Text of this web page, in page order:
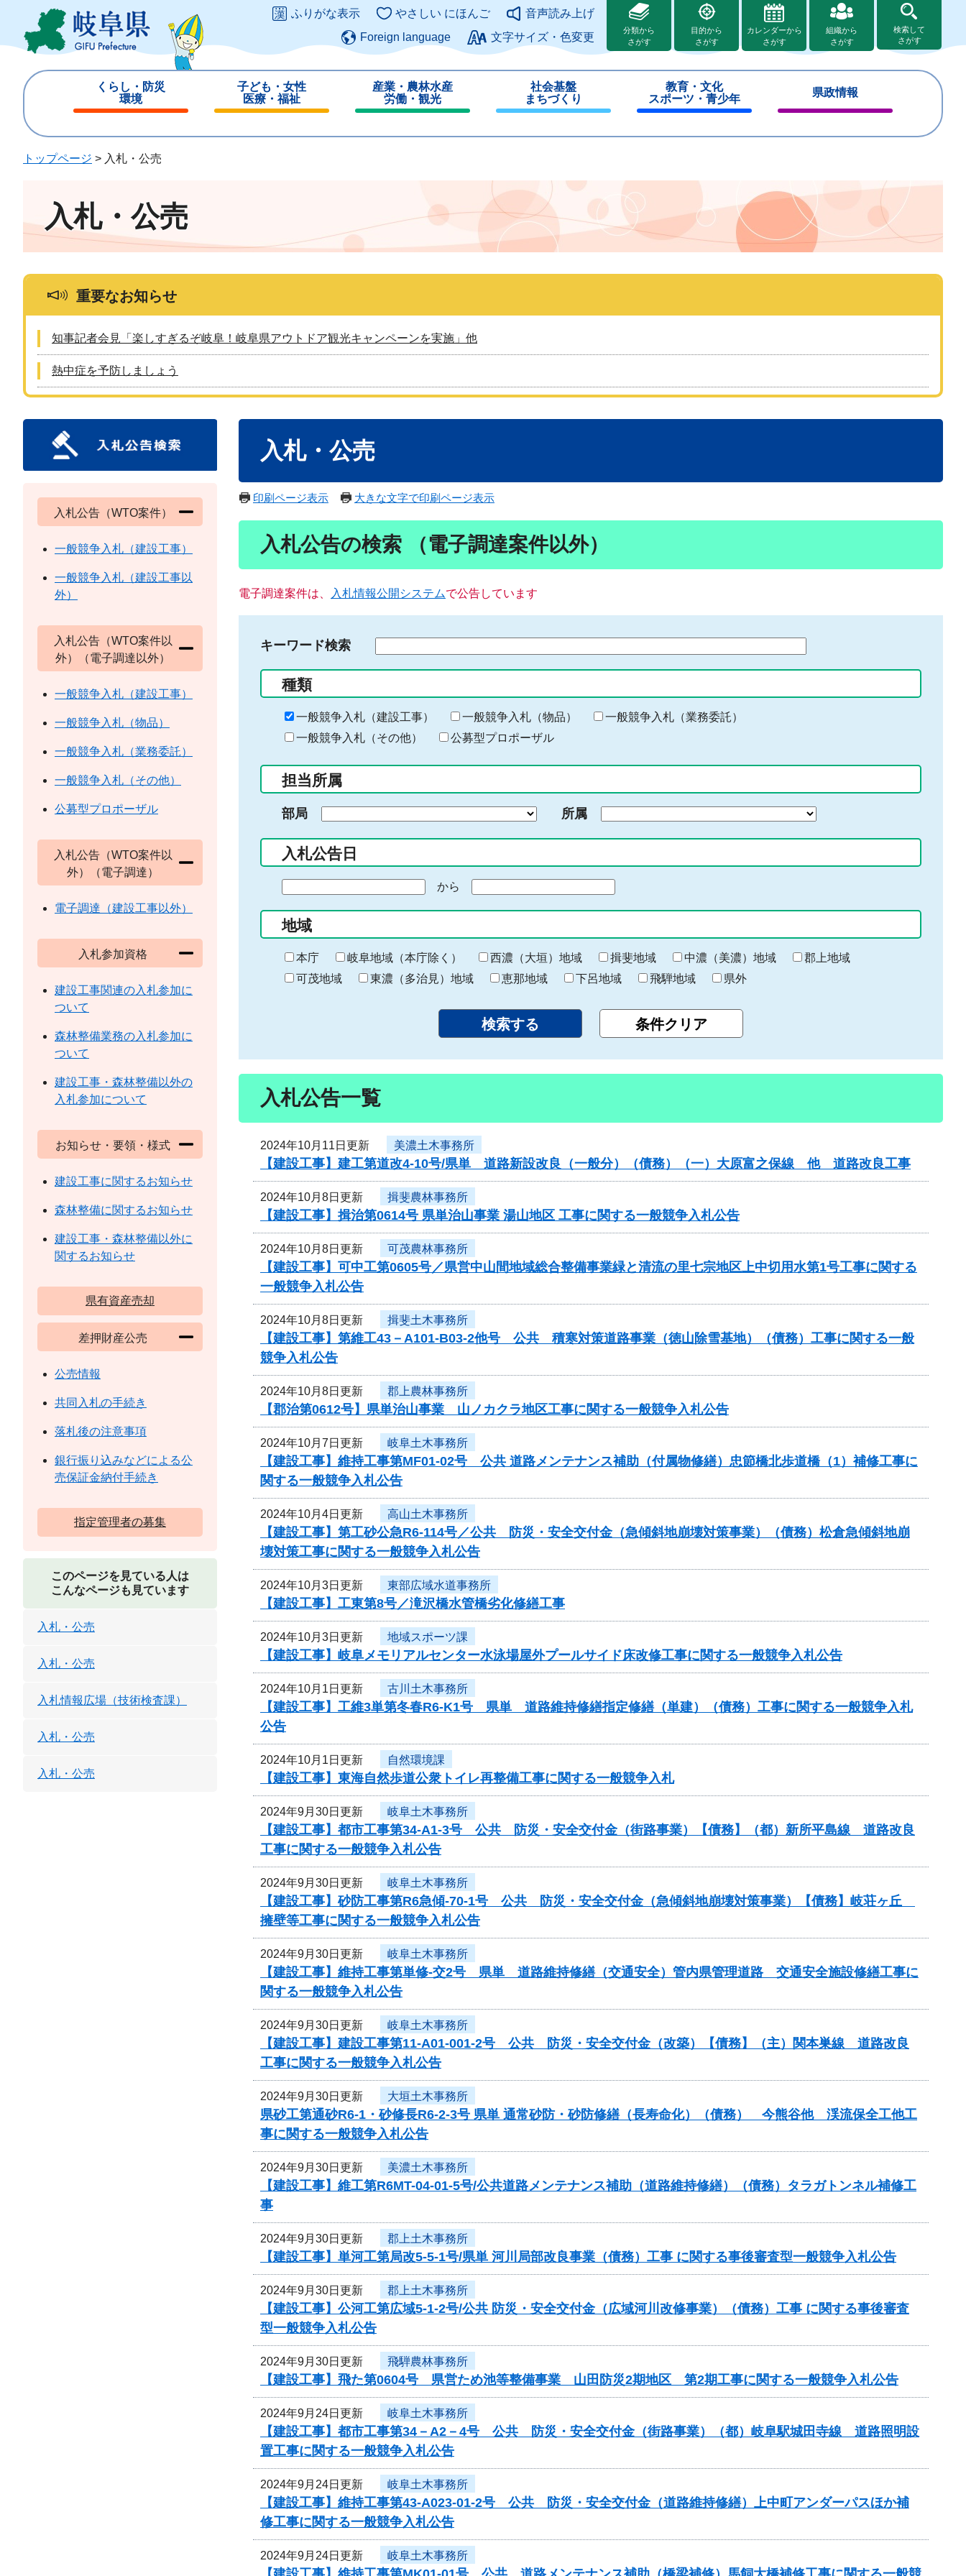
ジ
ュ
このページの本文へ
ふりがな表示 やさしい にほんご
音声読み上げ
Foreign language
文字サイズ・色変更
分類から
さがす
目的から
さがす
カレンダーから
さがす
組織から
さがす
検索して
さがす
くらし・防災
環境
じ
子ども・女性
医療・福祉
じ
産業・農林水産
労働・観光
じ
社会基盤
まちづくり
じ
教育・文化
スポーツ・青少年
じ
県政情報
じ
トップページ > 入札・公売
入札・公売
重要なお知らせ
知事記者会見「楽しすぎるぞ岐阜！岐阜県アウトドア観光キャンペーンを実施」他
熱中症を予防しましょう
入札・公売
印刷ページ表示 大きな文字で印刷ページ表示
入札公告の検索 （電子調達案件以外）
電子調達案件は、 入札情報公開システムで公告しています
キーワード検索
る
キ
ー
ー
入
力
種類
一般競争入札（建設工事） 一般競争入札（物品）
一般競争入札（業務委託）
一般競争入札（その他）
公募型プロポーザル
担当所属
部局 所属
入札公告日
の
始
ま
り
から
終
わ
り
地域
本庁 岐阜地域（本庁除く） 西濃（大垣）地域 揖斐地域 中濃（美濃）地域
郡上地域
可茂地域
東濃（多治見）地域 恵那地域 下呂地域 飛騨地域 県外
入札公告一覧
2024年10月11日更新 美濃土木事務所
【建設工事】建工第道改4-10号/県単 道路新設改良（一般分）（債務）（一）大原富之保線 他 道路改良工事
2024年10月8日更新 揖斐農林事務所
【建設工事】揖治第0614号 県単治山事業 湯山地区 工事に関する一般競争入札公告
2024年10月8日更新 可茂農林事務所
【建設工事】可中工第0605号／県営中山間地域総合整備事業緑と清流の里七宗地区上中切用水第1号工事に関する
一般競争入札公告
2024年10月8日更新 揖斐土木事務所
【建設工事】第維工43－A101-B03-2他号 公共 積寒対策道路事業（徳山除雪基地）（債務）工事に関する一般
競争入札公告
2024年10月8日更新 郡上農林事務所
【郡治第0612号】県単治山事業 山ノカクラ地区工事に関する一般競争入札公告
2024年10月7日更新 岐阜土木事務所
【建設工事】維持工事第MF01-02号 公共 道路メンテナンス補助（付属物修繕）忠節橋北歩道橋（1）補修工事に
関する一般競争入札公告
2024年10月4日更新 高山土木事務所
【建設工事】第工砂公急R6-114号／公共 防災・安全交付金（急傾斜地崩壊対策事業）（債務）松倉急傾斜地崩
壊対策工事に関する一般競争入札公告
2024年10月3日更新 東部広域水道事務所
【建設工事】工東第8号／滝沢橋水管橋劣化修繕工事
2024年10月3日更新 地域スポーツ課
【建設工事】岐阜メモリアルセンター水泳場屋外プールサイド床改修工事に関する一般競争入札公告
2024年10月1日更新 古川土木事務所
【建設工事】工維3単第冬春R6-K1号 県単 道路維持修繕指定修繕（単建）（債務）工事に関する一般競争入札
公告
2024年10月1日更新 自然環境課
【建設工事】東海自然歩道公衆トイレ再整備工事に関する一般競争入札
2024年9月30日更新 岐阜土木事務所
【建設工事】都市工事第34-A1-3号 公共 防災・安全交付金（街路事業）【債務】（都）新所平島線 道路改良
工事に関する一般競争入札公告
2024年9月30日更新 岐阜土木事務所
【建設工事】砂防工事第R6急傾-70-1号 公共 防災・安全交付金（急傾斜地崩壊対策事業）【債務】岐荘ヶ丘
擁壁等工事に関する一般競争入札公告
2024年9月30日更新 岐阜土木事務所
【建設工事】維持工事第単修-交2号 県単 道路維持修繕（交通安全）管内県管理道路 交通安全施設修繕工事に
関する一般競争入札公告
2024年9月30日更新 岐阜土木事務所
【建設工事】建設工事第11-A01-001-2号 公共 防災・安全交付金（改築）【債務】（主）関本巣線 道路改良
工事に関する一般競争入札公告
2024年9月30日更新 大垣土木事務所
県砂工第通砂R6-1・砂修長R6-2-3号 県単 通常砂防・砂防修繕（長寿命化）（債務） 今熊谷他 渓流保全工他工
事に関する一般競争入札公告
2024年9月30日更新 美濃土木事務所
【建設工事】維工第R6MT-04-01-5号/公共道路メンテナンス補助（道路維持修繕）（債務）タラガトンネル補修工
事
2024年9月30日更新 郡上土木事務所
【建設工事】単河工第局改5-5-1号/県単 河川局部改良事業（債務）工事 に関する事後審査型一般競争入札公告
2024年9月30日更新 郡上土木事務所
【建設工事】公河工第広域5-1-2号/公共 防災・安全交付金（広域河川改修事業）（債務）工事 に関する事後審査
型一般競争入札公告
2024年9月30日更新 飛騨農林事務所
【建設工事】飛た第0604号 県営ため池等整備事業 山田防災2期地区 第2期工事に関する一般競争入札公告
2024年9月24日更新 岐阜土木事務所
【建設工事】都市工事第34－A2－4号 公共 防災・安全交付金（街路事業）（都）岐阜駅城田寺線 道路照明設
置工事に関する一般競争入札公告
2024年9月24日更新 岐阜土木事務所
【建設工事】維持工事第43-A023-01-2号 公共 防災・安全交付金（道路維持修繕）上中町アンダーパスほか補
修工事に関する一般競争入札公告
2024年9月24日更新 岐阜土木事務所
入札公告（WTO案件）
一般競争入札（建設工事）
一般競争入札（建設工事以
外）
入札公告（WTO案件以
外）（電子調達以外）
一般競争入札（建設工事）
一般競争入札（物品）
一般競争入札（業務委託）
一般競争入札（その他）
公募型プロポーザル
入札公告（WTO案件以
外）（電子調達）
電子調達（建設工事以外）
入札参加資格
建設工事関連の入札参加に
ついて
森林整備業務の入札参加に
ついて
建設工事・森林整備以外の
入札参加について
お知らせ・要領・様式
建設工事に関するお知らせ
森林整備に関するお知らせ
建設工事・森林整備以外に
関するお知らせ
県有資産売却
差押財産公売
公売情報
共同入札の手続き
落札後の注意事項
銀行振り込みなどによる公
売保証金納付手続き
指定管理者の募集
このページを見ている人は
こんなページも見ています
入札・公売
入札・公売
入札情報広場（技術検査課）
入札・公売
入札・公売